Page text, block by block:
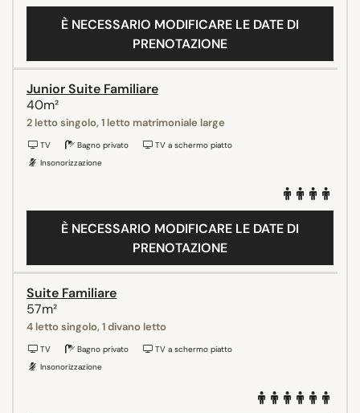
È NECESSARIO MODIFICARE LE DATE DI
PRENOTAZIONE
Junior Suite Familiare
40m²
2 letto singolo, 1 letto matrimoniale large
TV Bagno privato
TV a schermo piatto
Insonorizzazione
È NECESSARIO MODIFICARE LE DATE DI
PRENOTAZIONE
Suite Familiare
57m²
4 letto singolo, 1 divano letto
TV Bagno privato
TV a schermo piatto
Insonorizzazione